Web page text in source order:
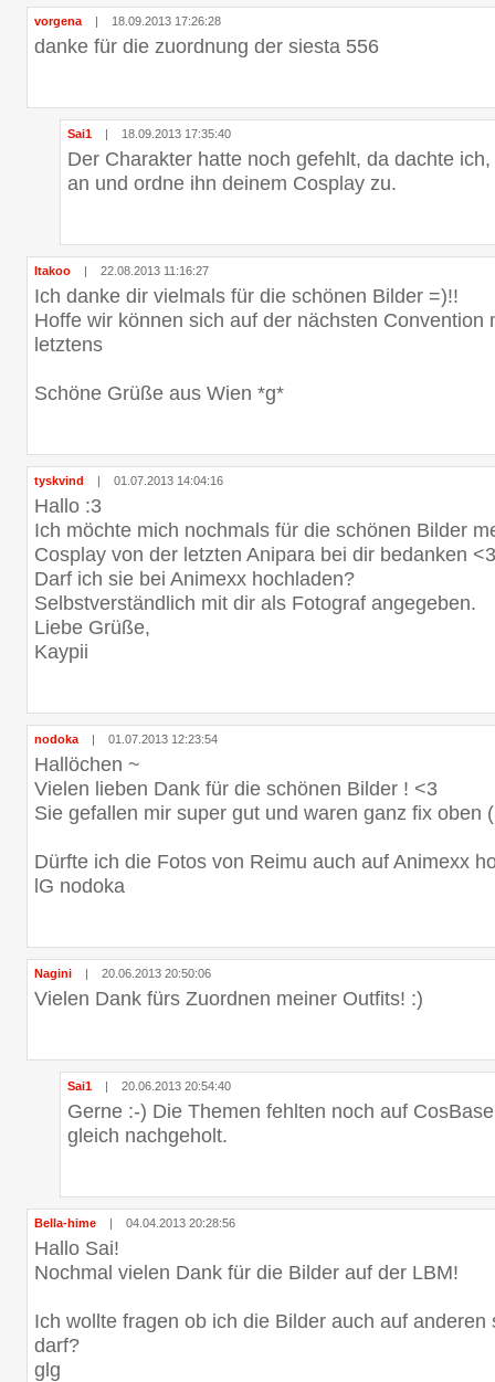
vorgena | 18.09.2013 17:26:28
danke für die zuordnung der siesta 556
Sai1 | 18.09.2013 17:35:40
Der Charakter hatte noch gefehlt, da dachte
an und ordne ihn deinem Cosplay zu.
Itakoo | 22.08.2013 11:16:27
Ich danke dir vielmals für die schönen Bilder =)!!
Hoffe wir können sich auf der nächsten Convention
letztens
Schöne Grüße aus Wien *g*
tyskvind | 01.07.2013 14:04:16
Hallo :3
Ich möchte mich nochmals für die schönen Bilder
Cosplay von der letzten Anipara bei dir bedanken <3
Darf ich sie bei Animexx hochladen?
Selbstverständlich mit dir als Fotograf angegeben.
Liebe Grüße,
Kaypii
nodoka | 01.07.2013 12:23:54
Hallöchen ~
Vielen lieben Dank für die schönen Bilder ! <3
Sie gefallen mir super gut und waren ganz fix oben
Dürfte ich die Fotos von Reimu auch auf Animexx
lG nodoka
Nagini | 20.06.2013 20:50:06
Vielen Dank fürs Zuordnen meiner Outfits! :)
Sai1 | 20.06.2013 20:54:40
Gerne :-) Die Themen fehlten noch auf
gleich nachgeholt.
Bella-hime | 04.04.2013 20:28:56
Hallo Sai!
Nochmal vielen Dank für die Bilder auf der LBM!
Ich wollte fragen ob ich die Bilder auch auf anderen
darf?
glg